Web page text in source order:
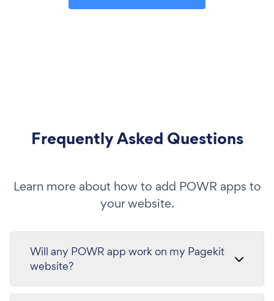
Frequently Asked Questions
Learn more about how to add POWR apps to
your website.
Will any POWR app work on my Pagekit
website?